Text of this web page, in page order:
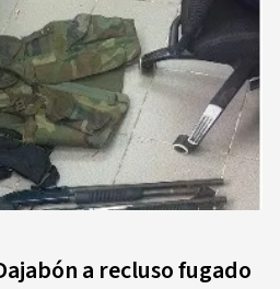
a recluso fugado